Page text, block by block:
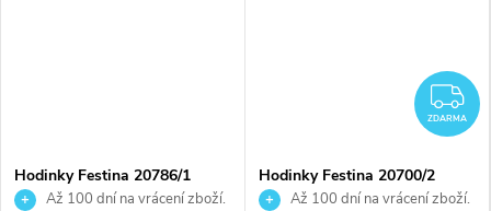
Hodinky Festina 20786/1
Až 100 dní na vrácení zboží.
ZDARMA
Hodinky Festina 20700/2
Až 100 dní na vrácení zboží.